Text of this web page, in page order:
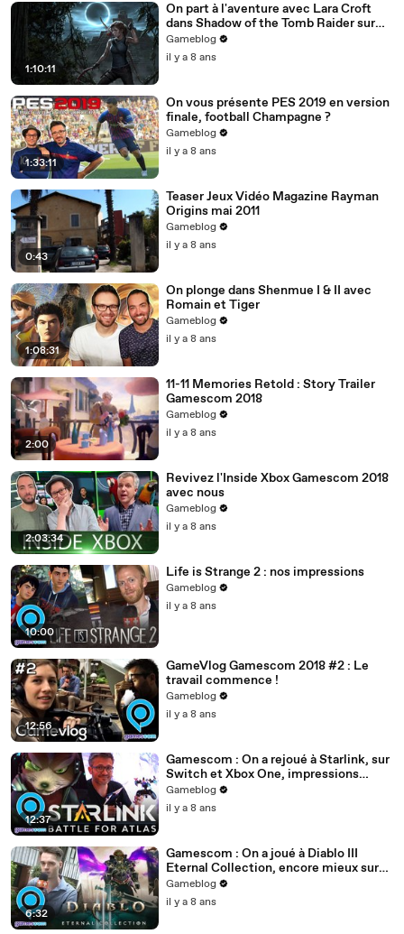
1:10:11
On part à l'aventure avec Lara Croft
dans Shadow of the Tomb Raider sur
PS4 Pro
Gameblog
il y a 8 ans
1:33:11
On vous présente PES 2019 en version
finale, football Champagne ?
Gameblog
il y a 8 ans
0:43
Teaser Jeux Vidéo Magazine Rayman
Origins mai 2011
Gameblog
il y a 8 ans
1:08:31
On plonge dans Shenmue I & II avec
Romain et Tiger
Gameblog
il y a 8 ans
2:00
11-11 Memories Retold : Story Trailer
Gamescom 2018
Gameblog
il y a 8 ans
2:03:34
Revivez l'Inside Xbox Gamescom 2018
avec nous
Gameblog
il y a 8 ans
10:00
Life is Strange 2 : nos impressions
Gameblog
il y a 8 ans
12:56
GameVlog Gamescom 2018 #2 : Le
travail commence !
Gameblog
il y a 8 ans
12:37
Gamescom : On a rejoué à Starlink, sur
Switch et Xbox One, impressions
rassurées ?
Gameblog
il y a 8 ans
6:32
Gamescom : On a joué à Diablo III
Eternal Collection, encore mieux sur
Switch ?
Gameblog
il y a 8 ans